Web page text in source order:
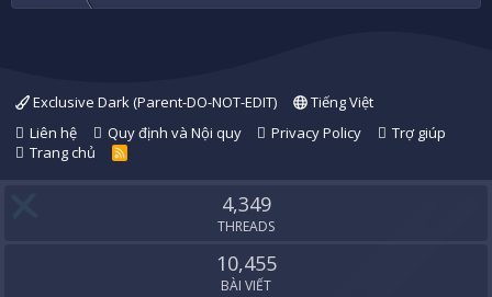
Exclusive Dark (Parent-DO-NOT-EDIT)
Tiếng Việt
Liên hệ
Quy định và Nội quy Privacy Policy
Trợ giúp
Trang chủ
R
S
4,349
THREADS
10,455
BÀI VIẾT